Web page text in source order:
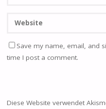
Save my name, email, and
time I post a comment.
Diese Website verwendet